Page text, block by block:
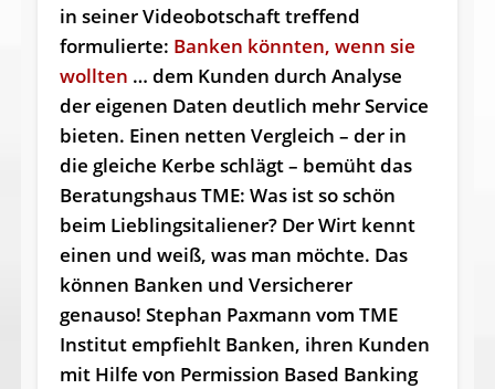
in seiner Videobotschaft treffend
formulierte: Banken könnten, wenn sie
wollten … dem Kunden durch Analyse
der eigenen Daten deutlich mehr Service
bieten. Einen netten Vergleich – der in
die gleiche Kerbe schlägt – bemüht das
Beratungshaus TME: Was ist so schön
beim Lieblingsitaliener? Der Wirt kennt
einen und weiß, was man möchte. Das
können Banken und Versicherer
genauso! Stephan Paxmann vom TME
Institut empfiehlt Banken, ihren Kunden
mit Hilfe von Permission Based Banking